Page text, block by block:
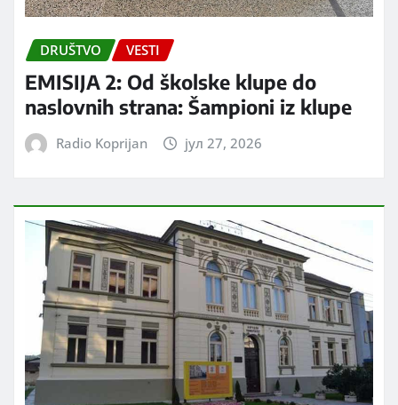
DRUŠTVO VESTI
EMISIJA 2: Od školske klupe do
naslovnih strana: Šampioni iz klupe
Radio Koprijan јул 27, 2026